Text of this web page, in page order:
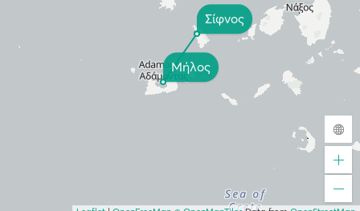
Μήλος
Σίφνος